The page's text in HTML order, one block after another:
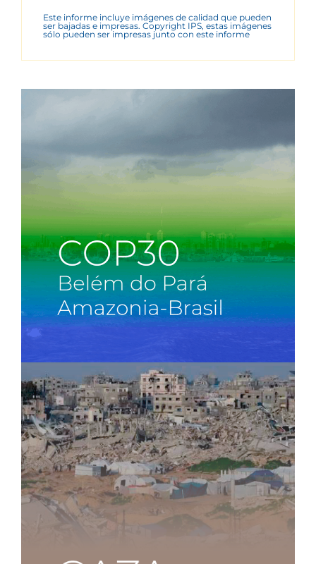
Este informe incluye imágenes de calidad que pueden
ser bajadas e impresas. Copyright IPS, estas imágenes
sólo pueden ser impresas junto con este informe